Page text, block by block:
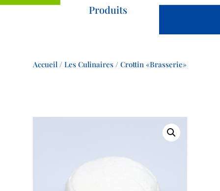
Produits
Accueil /Les Culinaires / Crottin «Brasserie»